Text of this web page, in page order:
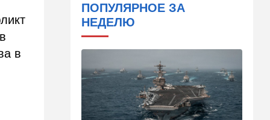
в
боевой беспилотник нового
поколения
Стоп Израилю, стоп
Америке: в Иране готовят
законопроект по Ормузу
07:20 Технологии
ПОПУЛЯРНОЕ ЗА
НЕДЕЛЮ